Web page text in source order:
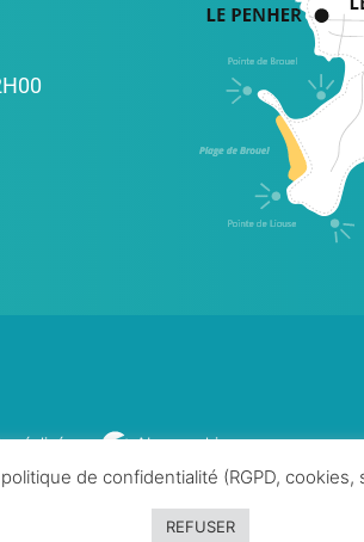
réalisé par Abergraphique
de confidentialité (RGPD, cookies,
REFUSER